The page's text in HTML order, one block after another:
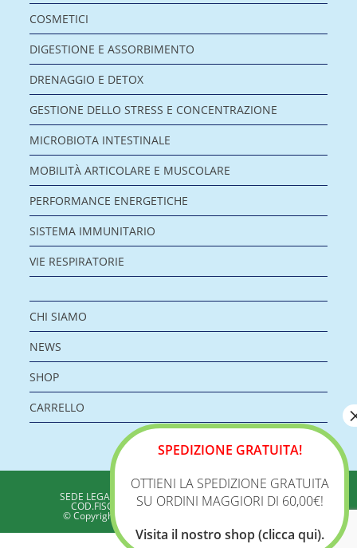
COSMETICI
DIGESTIONE E ASSORBIMENTO
DRENAGGIO E DETOX
GESTIONE DELLO STRESS E CONCENTRAZIONE
MICROBIOTA INTESTINALE
MOBILITÀ ARTICOLARE E MUSCOLARE
PERFORMANCE ENERGETICHE
SISTEMA IMMUNITARIO
VIE RESPIRATORIE
CHI SIAMO
NEWS
SHOP
CARRELLO
BIOLOGICA S.R.L.
SEDE LEGALE: VIA DELLA ZECCA 1 – 40100 BOLOGNA
COD.FISC./P.IVA: 04198960371 - REA: BO 353313
© Copyright 2020 - Biologica – Integratori Alimentari
SPEDIZIONE GRATUITA!
OTTIENI LA SPEDIZIONE GRATUITA
SU ORDINI MAGGIORI DI 60,00€!
Visita il nostro shop (clicca qui).